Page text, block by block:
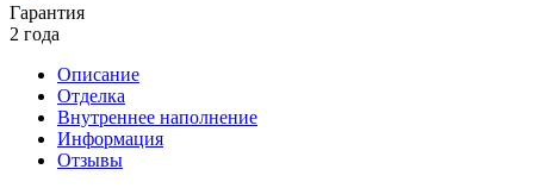
Гарантия
2 года
Описание
Отделка
Внутреннее наполнение
Информация
Отзывы